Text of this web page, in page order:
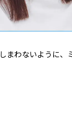
まわないように